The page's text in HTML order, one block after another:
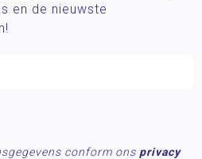
en de nieuwste
conform ons privacy